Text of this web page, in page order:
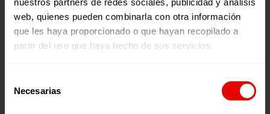
web, quienes pueden combinarla con otra información
que les haya proporcionado o que hayan recopilado a
partir del uso que haya hecho de sus servicios.
Necesarias
transformamos vidas.